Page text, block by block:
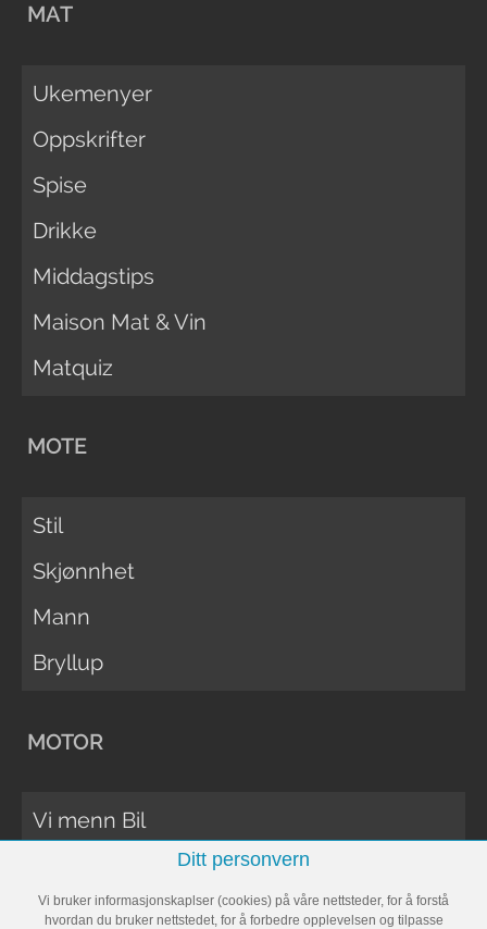
MAT
Ukemenyer
Oppskrifter
Spise
Drikke
Middagstips
Maison Mat & Vin
Matquiz
MOTE
Stil
Skjønnhet
Mann
Bryllup
MOTOR
Vi menn Bil
Vi Menn Båt
Ditt personvern
Vi bruker informasjonskaplser (cookies) på våre nettsteder, for å forstå
hvordan du bruker nettstedet, for å forbedre opplevelsen og tilpasse